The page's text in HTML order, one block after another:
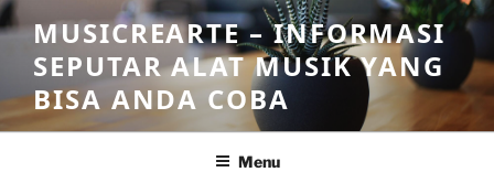
Skip
to
content
MUSICREARTE – INFORMASI
SEPUTAR ALAT MUSIK YANG
BISA ANDA COBA
Menu